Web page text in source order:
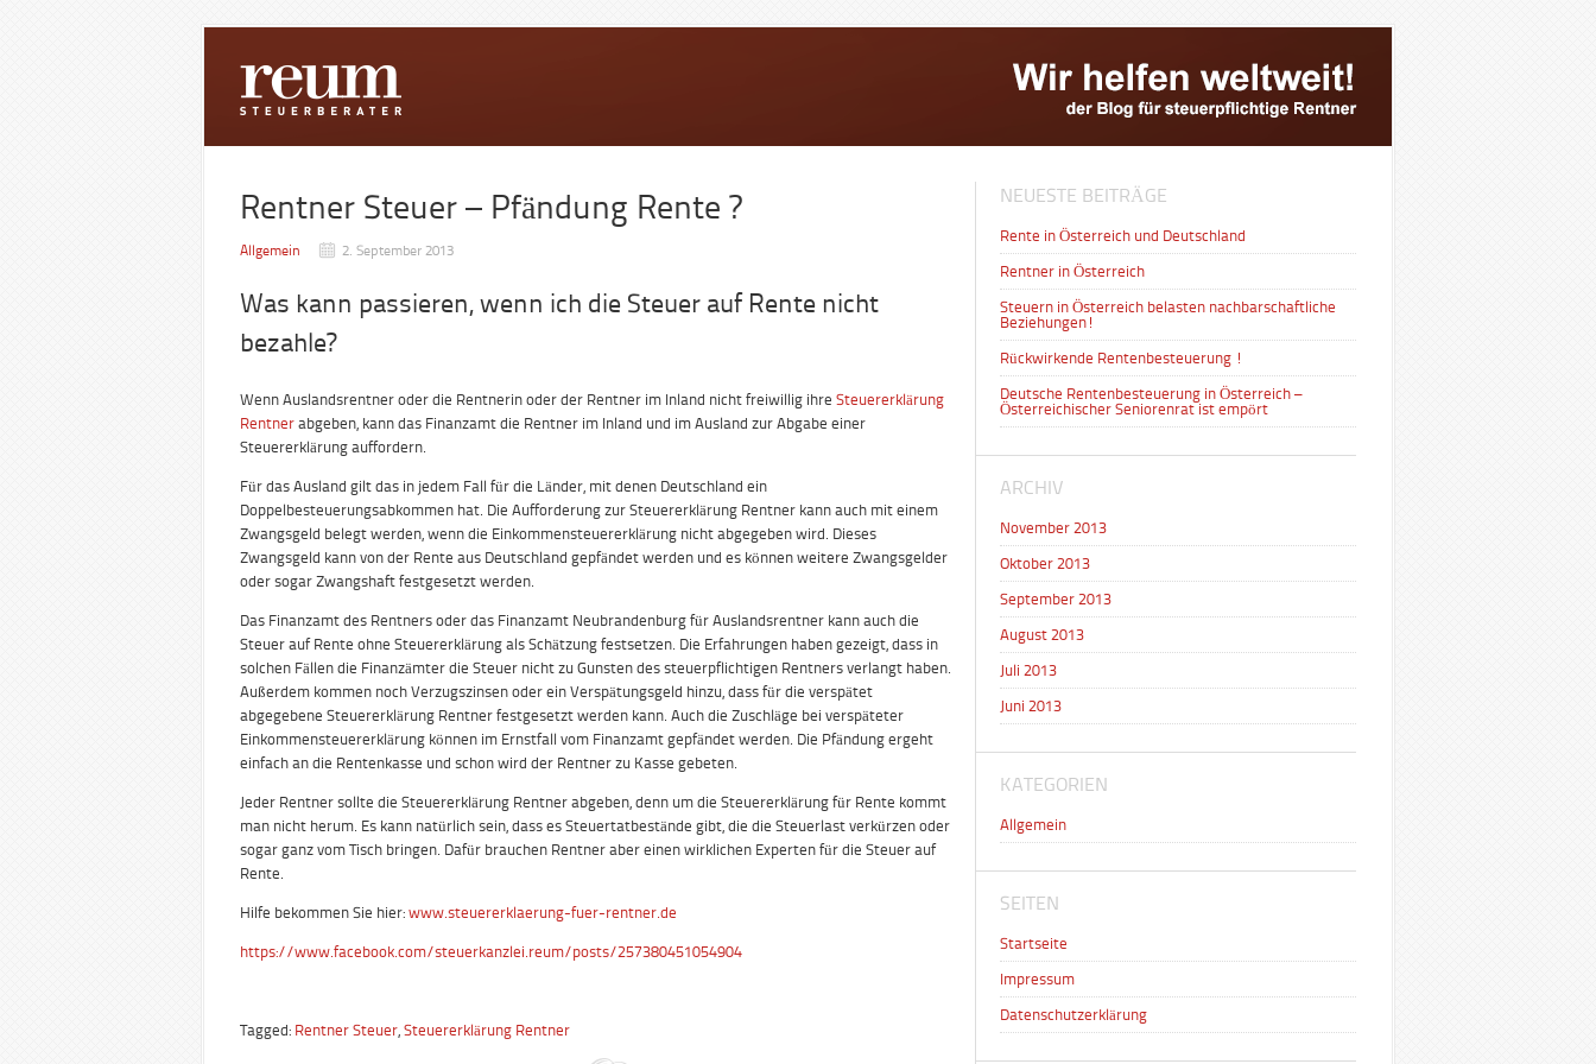
Rentner Steuer – Pfändung Rente ?
Allgemein 2. September 2013
Was kann passieren, wenn ich die Steuer auf Rente nicht
bezahle?
Wenn Auslandsrentner oder die Rentnerin oder der Rentner im Inland nicht freiwillig ihre Steuererklärung
Rentner abgeben, kann das Finanzamt die Rentner im Inland und im Ausland zur Abgabe einer
Steuererklärung auffordern.
Für das Ausland gilt das in jedem Fall für die Länder, mit denen Deutschland ein
Doppelbesteuerungsabkommen hat. Die Aufforderung zur Steuererklärung Rentner kann auch mit einem
Zwangsgeld belegt werden, wenn die Einkommensteuererklärung nicht abgegeben wird. Dieses
Zwangsgeld kann von der Rente aus Deutschland gepfändet werden und es können weitere Zwangsgelder
oder sogar Zwangshaft festgesetzt werden.
Das Finanzamt des Rentners oder das Finanzamt Neubrandenburg für Auslandsrentner kann auch die
Steuer auf Rente ohne Steuererklärung als Schätzung festsetzen. Die Erfahrungen haben gezeigt, dass in
solchen Fällen die Finanzämter die Steuer nicht zu Gunsten des steuerpflichtigen Rentners verlangt haben.
Außerdem kommen noch Verzugszinsen oder ein Verspätungsgeld hinzu, dass für die verspätet
abgegebene Steuererklärung Rentner festgesetzt werden kann. Auch die Zuschläge bei verspäteter
Einkommensteuererklärung können im Ernstfall vom Finanzamt gepfändet werden. Die Pfändung ergeht
einfach an die Rentenkasse und schon wird der Rentner zu Kasse gebeten.
Jeder Rentner sollte die Steuererklärung Rentner abgeben, denn um die Steuererklärung für Rente kommt
man nicht herum. Es kann natürlich sein, dass es Steuertatbestände gibt, die die Steuerlast verkürzen oder
sogar ganz vom Tisch bringen. Dafür brauchen Rentner aber einen wirklichen Experten für die Steuer auf
Rente.
Hilfe bekommen Sie hier: www.steuererklaerung-fuer-rentner.de
https://www.facebook.com/steuerkanzlei.reum/posts/257380451054904
Tagged: Rentner Steuer, Steuererklärung Rentner
NEUESTE BEITRÄGE
Rente in Österreich und Deutschland
Rentner in Österreich
Steuern in Österreich belasten nachbarschaftliche
Beziehungen!
Rückwirkende Rentenbesteuerung !
Deutsche Rentenbesteuerung in Österreich –
Österreichischer Seniorenrat ist empört
ARCHIV
November 2013
Oktober 2013
September 2013
August 2013
Juli 2013
Juni 2013
KATEGORIEN
Allgemein
SEITEN
Startseite
Impressum
Datenschutzerklärung